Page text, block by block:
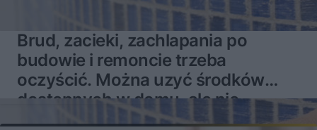
Brud, zacieki, zachlapania po
budowie i remoncie trzeba
oczyścić. Można uzyć środków
dostępnych w domu, ale nie
zawsze